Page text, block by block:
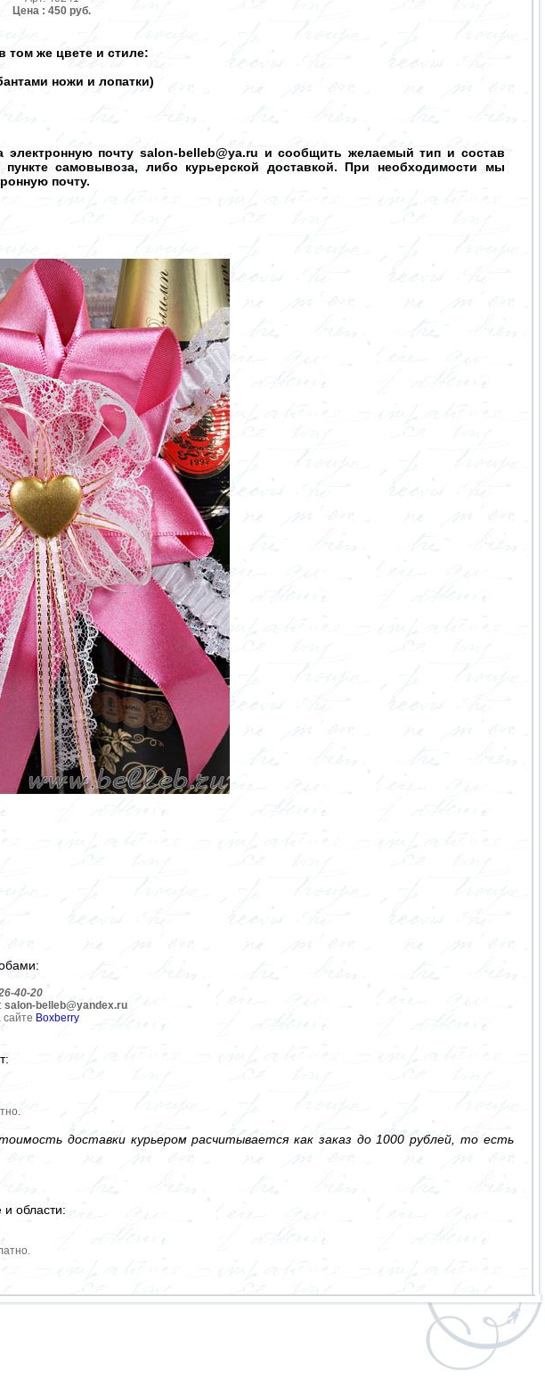
Цена : 450 руб.
том же цвете и стиле:
ножи и лопатки)
электронную почту salon-belleb@ya.ru и сообщить желаемый тип и состав
самовывоза, либо курьерской доставкой. При необходимости мы
почту.
40-20
salon-belleb@yandex.ru
сайте Boxberry
доставки курьером расчитывается как заказ до 1000 рублей, то есть
области: